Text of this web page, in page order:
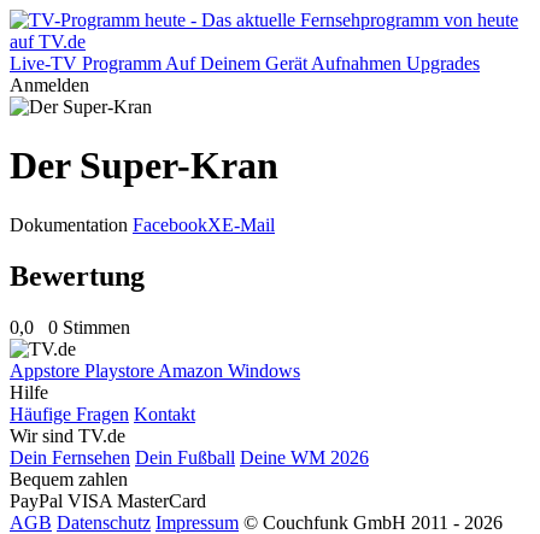
Live-TV Programm Auf Deinem Gerät Aufnahmen Upgrades
Anmelden
Der Super-Kran
Dokumentation FacebookXE-Mail
Bewertung
0,0 0 Stimmen
Appstore Playstore Amazon Windows
Hilfe
Häufige Fragen Kontakt
Wir sind TV.de
Dein Fernsehen Dein Fußball Deine WM 2026
Bequem zahlen
PayPal VISA MasterCard
AGB Datenschutz Impressum © Couchfunk GmbH 2011 - 2026